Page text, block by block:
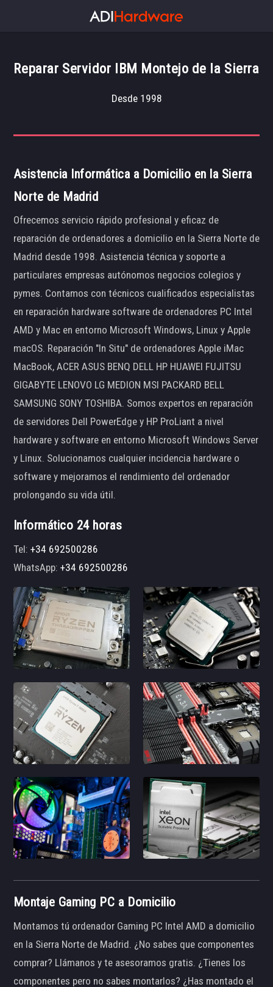
Reparar Servidor IBM Montejo de la Sierra
Desde 1998
Asistencia Informática a Domicilio en la Sierra
Norte de Madrid
Ofrecemos servicio rápido profesional y eficaz de
reparación de ordenadores a domicilio en la Sierra Norte de
Madrid desde 1998. Asistencia técnica y soporte a
particulares empresas autónomos negocios colegios y
pymes. Contamos con técnicos cualificados especialistas
en reparación hardware software de ordenadores PC Intel
AMD y Mac en entorno Microsoft Windows, Linux y Apple
macOS. Reparación "In Situ" de ordenadores Apple iMac
MacBook, ACER ASUS BENQ DELL HP HUAWEI FUJITSU
GIGABYTE LENOVO LG MEDION MSI PACKARD BELL
SAMSUNG SONY TOSHIBA. Somos expertos en reparación
de servidores Dell PowerEdge y HP ProLiant a nivel
hardware y software en entorno Microsoft Windows Server
y Linux. Solucionamos cualquier incidencia hardware o
software y mejoramos el rendimiento del ordenador
prolongando su vida útil.
Informático 24 horas
Tel:+34 692500286
WhatsApp:+34 692500286
Montaje Gaming PC a Domicilio
Montamos tú ordenador Gaming PC Intel AMD a domicilio
en la Sierra Norte de Madrid. ¿No sabes que componentes
comprar? Llámanos y te asesoramos gratis. ¿Tienes los
componentes pero no sabes montarlos? ¿Has montado el